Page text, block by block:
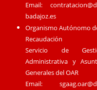
Email:
badajoz.es
Organismo Autónomo
Recaudación
Servicio de
Administrativa y
Generales del OAR
Email: